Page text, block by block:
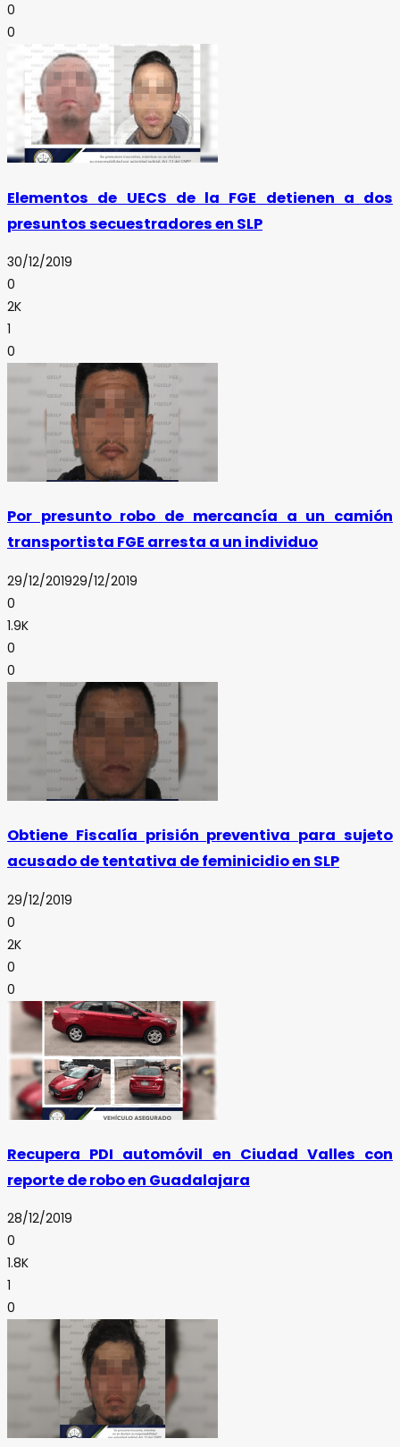
0
0
Elementos de UECS de la FGE detienen a dos
presuntos secuestradores en SLP
30/12/2019
0
2K
1
0
Por presunto robo de mercancía a un camión
transportista FGE arresta a un individuo
29/12/201929/12/2019
0
1.9K
0
0
Obtiene Fiscalía prisión preventiva para sujeto
acusado de tentativa de feminicidio en SLP
29/12/2019
0
2K
0
0
Recupera PDI automóvil en Ciudad Valles con
reporte de robo en Guadalajara
28/12/2019
0
1.8K
1
0